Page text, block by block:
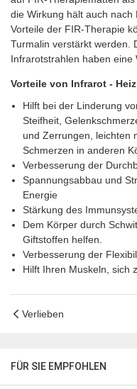
die Wirkung hält auch
Vorteile der FIR-Therapie
Turmalin verstärkt werden.
Infrarotstrahlen haben eine
Vorteile von Infrarot -
Hilft bei der Linderung
Steifheit,
und Zerrungen, leichten
Schmerzen in anderen
Verbesserung der
Spannungsabbau und
Energie
Stärkung des
Dem Körper durch
Giftstoffen helfen.
Verbesserung der
Hilft Ihren Muskeln, sich
Verlieben
FÜR SIE EMPFOHLEN